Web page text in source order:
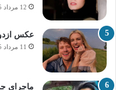
12 مرداد 1405
عکس
11 مرداد 1405
ماجرای